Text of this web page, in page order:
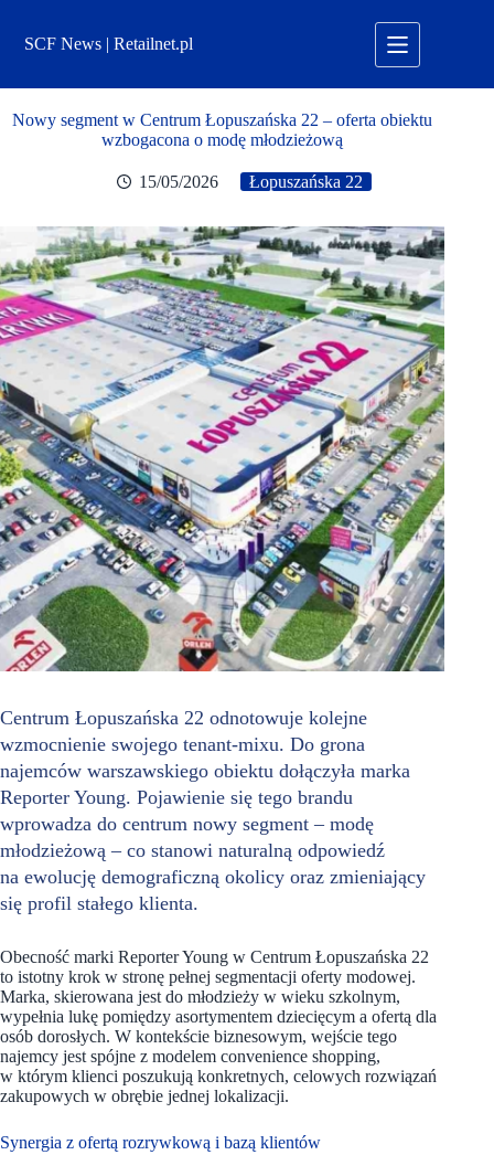
treściSCF News | Retailnet.pl
Nowy segment w Centrum Łopuszańska 22 – oferta obiektu
wzbogacona o modę młodzieżową
15/05/2026 Łopuszańska 22
Centrum Łopuszańska 22 odnotowuje kolejne
wzmocnienie swojego tenant-mixu. Do grona
najemców warszawskiego obiektu dołączyła marka
Reporter Young. Pojawienie się tego brandu
wprowadza do centrum nowy segment – modę
młodzieżową – co stanowi naturalną odpowiedź
na ewolucję demograficzną okolicy oraz zmieniający
się profil stałego klienta.
Obecność marki Reporter Young w Centrum Łopuszańska 22
to istotny krok w stronę pełnej segmentacji oferty modowej.
Marka, skierowana jest do młodzieży w wieku szkolnym,
wypełnia lukę pomiędzy asortymentem dziecięcym a ofertą dla
osób dorosłych. W kontekście biznesowym, wejście tego
najemcy jest spójne z modelem convenience shopping,
w którym klienci poszukują konkretnych, celowych rozwiązań
zakupowych w obrębie jednej lokalizacji.
Synergia z ofertą rozrywkową i bazą klientów